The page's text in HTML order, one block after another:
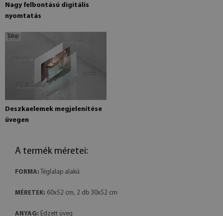
Nagy felbontású digitális
nyomtatás
Deszkaelemek megjelenítése
üvegen
A termék méretei:
FORMA: Téglalap alakú
MÉRETEK: 60x52 cm, 2 db 30x52 cm
ANYAG: Edzett üveg